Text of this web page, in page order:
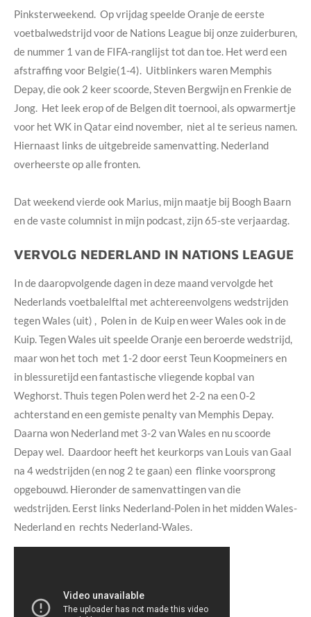
Pinksterweekend. Op vrijdag speelde Oranje de eerste
voetbalwedstrijd voor de Nations League bij onze zuiderburen,
de nummer 1 van de FIFA-ranglijst tot dan toe. Het werd een
afstraffing voor Belgie(1-4). Uitblinkers waren Memphis
Depay, die ook 2 keer scoorde, Steven Bergwijn en Frenkie de
Jong. Het leek erop of de Belgen dit toernooi, als opwarmertje
voor het WK in Qatar eind november, niet al te serieus namen.
Hiernaast links de uitgebreide samenvatting. Nederland
overheerste op alle fronten.
Dat weekend vierde ook Marius, mijn maatje bij Boogh Baarn
en de vaste columnist in mijn podcast, zijn 65-ste verjaardag.
VERVOLG NEDERLAND IN NATIONS LEAGUE
In de daaropvolgende dagen in deze maand vervolgde het
Nederlands voetbalelftal met achtereenvolgens wedstrijden
tegen Wales (uit) , Polen in de Kuip en weer Wales ook in de
Kuip. Tegen Wales uit speelde Oranje een beroerde wedstrijd,
maar won het toch met 1-2 door eerst Teun Koopmeiners en
in blessuretijd een fantastische vliegende kopbal van
Weghorst. Thuis tegen Polen werd het 2-2 na een 0-2
achterstand en een gemiste penalty van Memphis Depay.
Daarna won Nederland met 3-2 van Wales en nu scoorde
Depay wel. Daardoor heeft het keurkorps van Louis van Gaal
na 4 wedstrijden (en nog 2 te gaan) een flinke voorsprong
opgebouwd. Hieronder de samenvattingen van die
wedstrijden. Eerst links Nederland-Polen in het midden Wales-
Nederland en rechts Nederland-Wales.